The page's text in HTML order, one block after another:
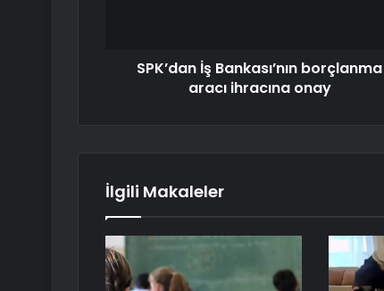
SPK’dan İş Bankası’nın borçlanma
aracı ihracına onay
İlgili Makaleler